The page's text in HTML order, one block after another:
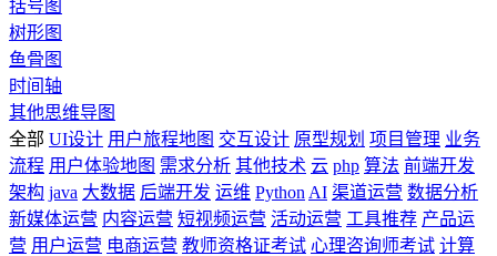
括号图
树形图
鱼骨图
时间轴
其他思维导图
全部 UI设计 用户旅程地图 交互设计 原型规划 项目管理 业务
流程 用户体验地图 需求分析 其他技术 云 php 算法 前端开发
架构 java 大数据 后端开发 运维 Python AI 渠道运营 数据分析
新媒体运营 内容运营 短视频运营 活动运营 工具推荐 产品运
营 用户运营 电商运营 教师资格证考试 心理咨询师考试 计算